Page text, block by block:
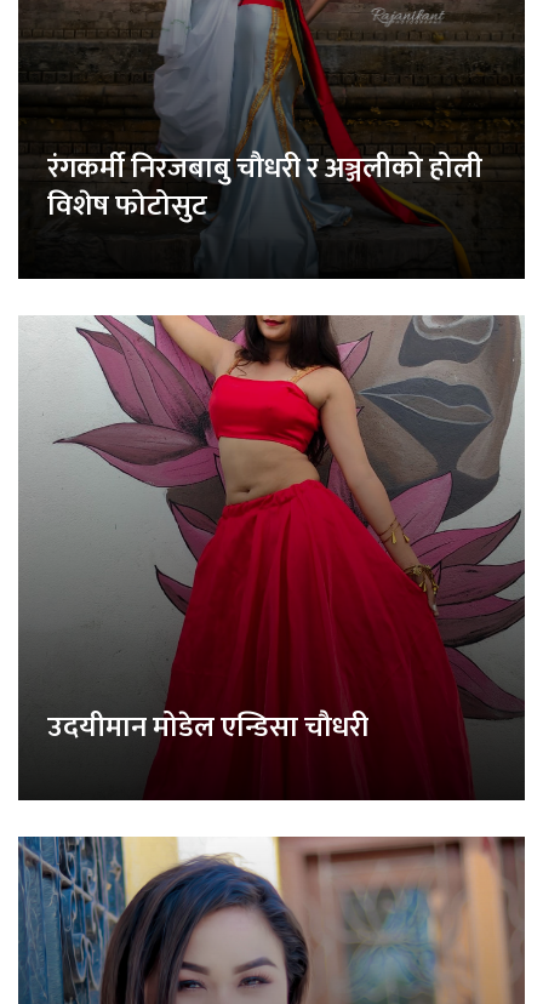
रंगकर्मी निरजबाबु चौधरी र अञ्जलीको होली
विशेष फोटोसुट
उदयीमान मोडेल एन्डिसा चौधरी